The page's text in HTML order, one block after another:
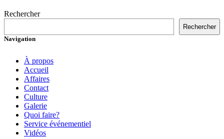
Rechercher
Rechercher
Navigation
À propos
Accueil
Affaires
Contact
Culture
Galerie
Quoi faire?
Service événementiel
Vidéos